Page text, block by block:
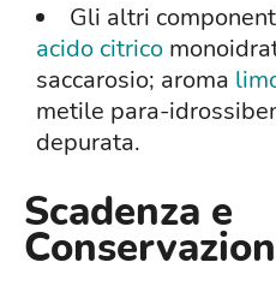
Gli altri
acido citrico
saccarosio; aroma
metile para-
depurata.
Scadenza e